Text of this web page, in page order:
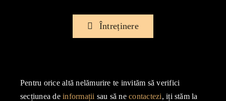
Întreținere
Pentru orice altă nelămurire te invităm să verifici
secțiunea deinformații sau să necontactezi, iți stăm la